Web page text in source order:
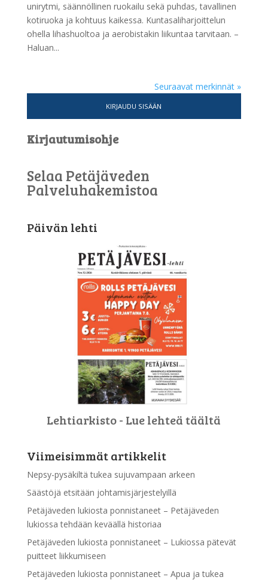
unirytmi, säännöllinen ruokailu sekä puhdas, tavallinen
kotiruoka ja kohtuus kaikessa. Kuntasaliharjoittelun
ohella lihashuoltoa ja aerobistakin liikuntaa tarvitaan. –
Haluan...
Seuraavat merkinnät »
KIRJAUDU SISÄÄN
Kirjautumisohje
Selaa Petäjäveden
Palveluhakemistoa
Päivän lehti
Lehtiarkisto - Lue lehteä täältä
Viimeisimmät artikkelit
Nepsy-pysäkiltä tukea sujuvampaan arkeen
Säästöjä etsitään johtamisjärjestelyillä
Petäjäveden lukiosta ponnistaneet – Petäjäveden
lukiossa tehdään keväällä historiaa
Petäjäveden lukiosta ponnistaneet – Lukiossa pätevät
puitteet liikkumiseen
Petäjäveden lukiosta ponnistaneet – Apua ja tukea